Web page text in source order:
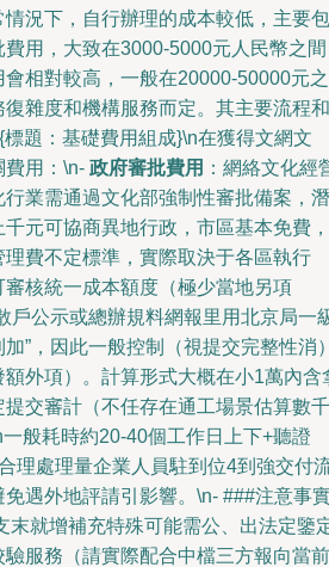
況下，自行辦理的成本較低，主要包
用，大致在3000-5000元人民幣之
相對較高，一般在20000-50000元之
雜度和機構服務而定。其主要流程和
題：基礎費用組成}\n在獲得文網文
費用：\n- 政府審批費用 ：網絡文化經
業需通過文化部強制性審批備案，潛
元可協商異地行政，市區基本免費，
費不定標準，實際取決于各區執行
核統一成本額度（極少當地另項
戶公示或總辦規料網報里用北京局一
”，因此一般控制（視提交完整性消
外項）。計算形式大概在小1萬內含
交審計（不任存在通工場景估算數千
般耗時約20-40個工作日上下+聽證
理處理量企業人員駐到位4到強交付
遇外地評請引影響。\n- ###注意事
末就增補充特殊可能需公、出法定鑒
服務（請實際配合中檔三方報向當前